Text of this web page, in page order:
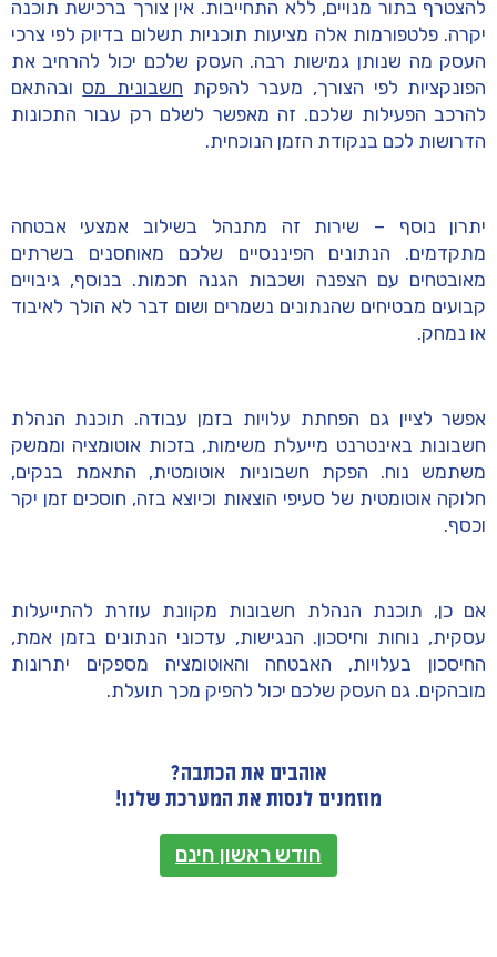
להצטרף בתור מנויים, ללא התחייבות. אין צורך ברכישת תוכנה
יקרה. פלטפורמות אלה מציעות תוכניות תשלום בדיוק לפי צרכי
העסק מה שנותן גמישות רבה. העסק שלכם יכול להרחיב את
הפונקציות לפי הצורך, מעבר להפקת חשבונית מס ובהתאם
להרכב הפעילות שלכם. זה מאפשר לשלם רק עבור התכונות
הדרושות לכם בנקודת הזמן הנוכחית.
יתרון נוסף – שירות זה מתנהל בשילוב אמצעי אבטחה
מתקדמים. הנתונים הפיננסיים שלכם מאוחסנים בשרתים
מאובטחים עם הצפנה ושכבות הגנה חכמות. בנוסף, גיבויים
קבועים מבטיחים שהנתונים נשמרים ושום דבר לא הולך לאיבוד
או נמחק.
אפשר לציין גם הפחתת עלויות בזמן עבודה. תוכנת הנהלת
חשבונות באינטרנט מייעלת משימות, בזכות אוטומציה וממשק
משתמש נוח. הפקת חשבוניות אוטומטית, התאמת בנקים,
חלוקה אוטומטית של סעיפי הוצאות וכיוצא בזה, חוסכים זמן יקר
וכסף.
אם כן, תוכנת הנהלת חשבונות מקוונת עוזרת להתייעלות
עסקית, נוחות וחיסכון. הנגישות, עדכוני הנתונים בזמן אמת,
החיסכון בעלויות, האבטחה והאוטומציה מספקים יתרונות
מובהקים. גם העסק שלכם יכול להפיק מכך תועלת.
אוהבים את הכתבה?
מוזמנים לנסות את המערכת שלנו!
חודש ראשון חינם